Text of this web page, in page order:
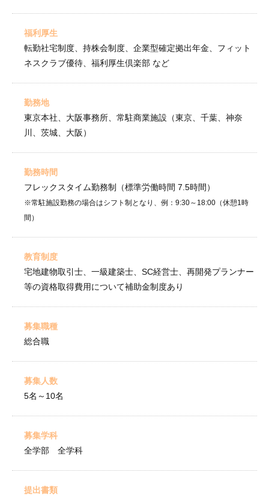
福利厚生
転勤社宅制度、持株会制度、企業型確定拠出年金、フィット
ネスクラブ優待、福利厚生倶楽部 など
勤務地
東京本社、大阪事務所、常駐商業施設（東京、千葉、神奈
川、茨城、大阪）
勤務時間
フレックスタイム勤務制（標準労働時間 7.5時間）
※常駐施設勤務の場合はシフト制となり、例：9:30～18:00（休憩1時
間）
教育制度
宅地建物取引士、一級建築士、SC経営士、再開発プランナー
等の資格取得費用について補助金制度あり
募集職種
総合職
募集人数
5名～10名
募集学科
全学部 全学科
提出書類